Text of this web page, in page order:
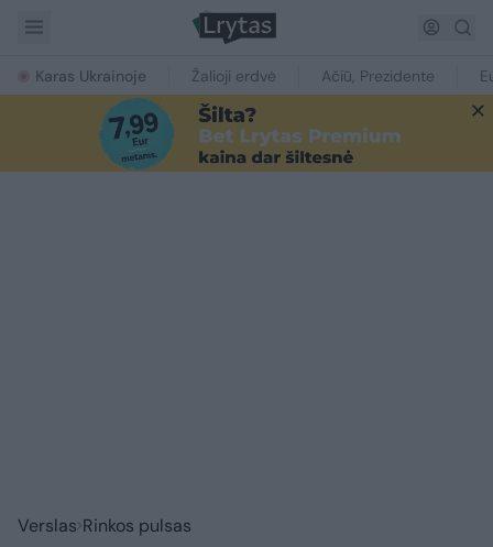
Karas Ukrainoje Žalioji erdvė Ačiū, Prezidente
Verslas Rinkos pulsas